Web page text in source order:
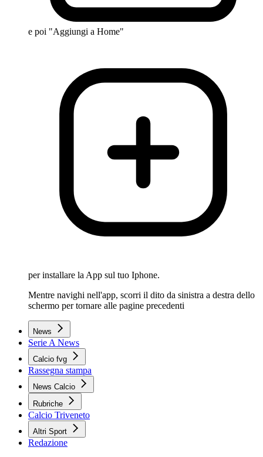
e poi "Aggiungi a Home"
per installare la App sul tuo Iphone.
Mentre navighi nell'app, scorri il dito da sinistra a destra dello
schermo per tornare alle pagine precedenti
News
Serie A News
Calcio fvg
Rassegna stampa
News Calcio
Rubriche
Calcio Triveneto
Altri Sport
Redazione